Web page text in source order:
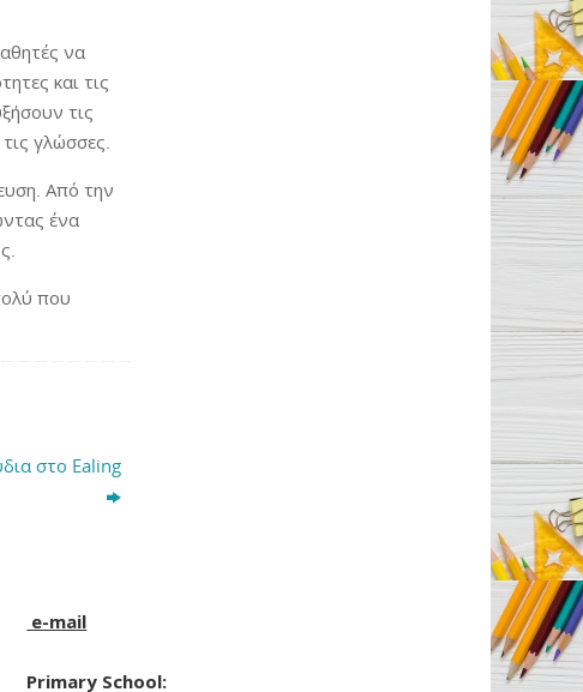
να
και τις
τις
γλώσσες.
Από την
ένα
που
στο Ealing
e-mail
Primary School: